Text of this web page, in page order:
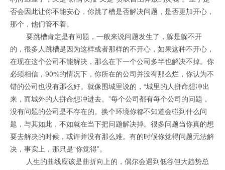
否会因此让你不能安心，你跳了槽是否解决问题，是否更加开心，
那个，他们管不着。
要跳槽肯定是有问题，一般来说问题发生了，躲是躲不开
的，很多人跳槽是因为这样或者那样的不开心，如果这种不开心，
在现在这个公司不能解决，那么在下一个公司多半也解决不掉。你
必须相信，90%的情况下，你所在的公司并没有那么烂，你认为不
错的公司也没有那么好。就像围城里说的，“城里的人拼命想冲出
来，而城外的人拼命想冲进去。”每个公司都有每个公司的问题，
没有问题的公司是不存在的。换个环境你都不知道会碰到什么问
题，与其如此，不如就在当下把问题解决掉。很多问题当你真的想
要去解决的时候，或许并没有那么难。有的时候你觉得问题无法解
决，事实上，那只是“你觉得”。
人生的曲线应该是曲折向上的，偶尔会遇到低谷但大趋势总